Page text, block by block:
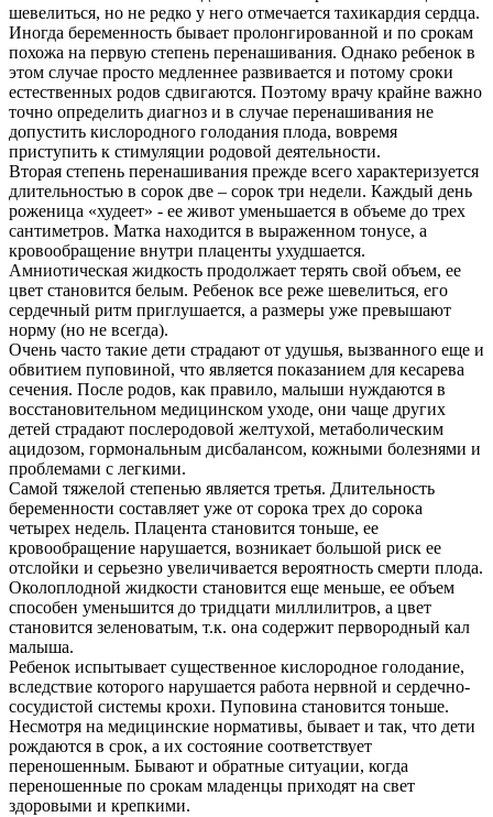
шевелиться, но не редко у него отмечается тахикардия сердца.
Иногда беременность бывает пролонгированной и по срокам
похожа на первую степень перенашивания. Однако ребенок в
этом случае просто медленнее развивается и потому сроки
естественных родов сдвигаются. Поэтому врачу крайне важно
точно определить диагноз и в случае перенашивания не
допустить кислородного голодания плода, вовремя
приступить к стимуляции родовой деятельности.
Вторая степень перенашивания прежде всего характеризуется
длительностью в сорок две – сорок три недели. Каждый день
роженица «худеет» - ее живот уменьшается в объеме до трех
сантиметров. Матка находится в выраженном тонусе, а
кровообращение внутри плаценты ухудшается.
Амниотическая жидкость продолжает терять свой объем, ее
цвет становится белым. Ребенок все реже шевелиться, его
сердечный ритм приглушается, а размеры уже превышают
норму (но не всегда).
Очень часто такие дети страдают от удушья, вызванного еще и
обвитием пуповиной, что является показанием для кесарева
сечения. После родов, как правило, малыши нуждаются в
восстановительном медицинском уходе, они чаще других
детей страдают послеродовой желтухой, метаболическим
ацидозом, гормональным дисбалансом, кожными болезнями и
проблемами с легкими.
Самой тяжелой степенью является третья. Длительность
беременности составляет уже от сорока трех до сорока
четырех недель. Плацента становится тоньше, ее
кровообращение нарушается, возникает большой риск ее
отслойки и серьезно увеличивается вероятность смерти плода.
Околоплодной жидкости становится еще меньше, ее объем
способен уменьшится до тридцати миллилитров, а цвет
становится зеленоватым, т.к. она содержит первородный кал
малыша.
Ребенок испытывает существенное кислородное голодание,
вследствие которого нарушается работа нервной и сердечно-
сосудистой системы крохи. Пуповина становится тоньше.
Несмотря на медицинские нормативы, бывает и так, что дети
рождаются в срок, а их состояние соответствует
переношенным. Бывают и обратные ситуации, когда
переношенные по срокам младенцы приходят на свет
здоровыми и крепкими.